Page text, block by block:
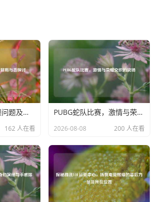
游戏中绿毛怪卡顿问题及好用与否探讨
162 人在看
PUBG蛇队比赛，激情与荣耀交织的战场
2026-08-08 200 人在看